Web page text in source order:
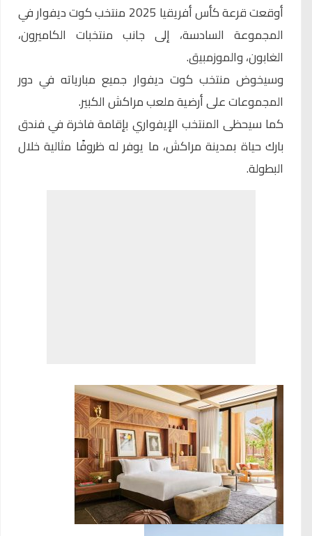
أوقعت قرعةكأس أفريقيا 2025
منتخب كوت ديفوار في
المجموعة السادسة، إلى جانب منتخبات الكاميرون،
الغابون، والموزمبيق.
وسيخوض منتخب كوت ديفوار جميع مبارياته في دور
المجموعات على أرضية ملعب مراكش الكبير.
كما سيحظى المنتخب الإيفواري بإقامة فاخرة في فندق
بارك حياة بمدينة مراكش، ما يوفر له ظروفًا مثالية خلال
البطولة.